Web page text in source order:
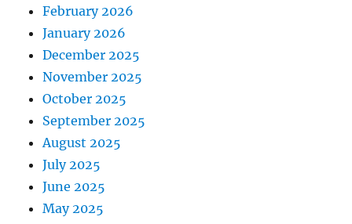
February 2026
January 2026
December 2025
November 2025
October 2025
September 2025
August 2025
July 2025
June 2025
May 2025